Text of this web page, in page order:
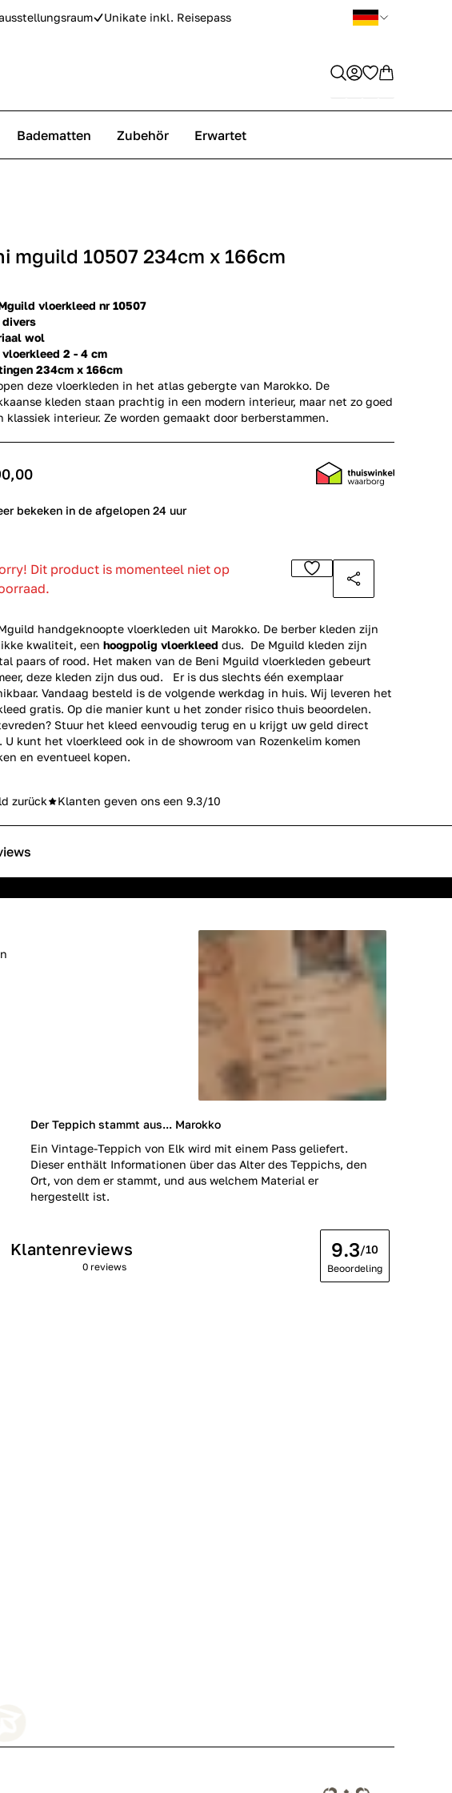
Unikate inkl. Reisepass
Badematten Zubehör Erwartet
mguild 10507 234cm x 166cm
vloerkleed nr 10507
divers
wol
vloerkleed 2 - 4 cm
234cm x 166cm
deze vloerkleden in het atlas gebergte van Marokko. De
kleden staan prachtig in een modern interieur, maar net zo goed
klassiek interieur. Ze worden gemaakt door berberstammen.
bekeken in de afgelopen 24 uur
Dit product is momenteel niet op
handgeknoopte vloerkleden uit Marokko. De berber kleden zijn
kwaliteit, een hoogpolig vloerkleed dus. De Mguild kleden zijn
paars of rood. Het maken van de Beni Mguild vloerkleden gebeurt
deze kleden zijn dus oud. Er is dus slechts één exemplaar
Vandaag besteld is de volgende werkdag in huis. Wij leveren het
gratis. Op die manier kunt u het zonder risico thuis beoordelen.
Stuur het kleed eenvoudig terug en u krijgt uw geld direct
U kunt het vloerkleed ook in de showroom van Rozenkelim komen
en eventueel kopen.
zurück Klanten geven ons een 9.3/10
Der Teppich stammt aus... Marokko
Ein Vintage-Teppich von Elk wird mit einem Pass geliefert.
Dieser enthält Informationen über das Alter des Teppichs, den
Ort, von dem er stammt, und aus welchem Material er
hergestellt ist.
Klantenreviews
0 reviews
9.3/10
Beoordeling